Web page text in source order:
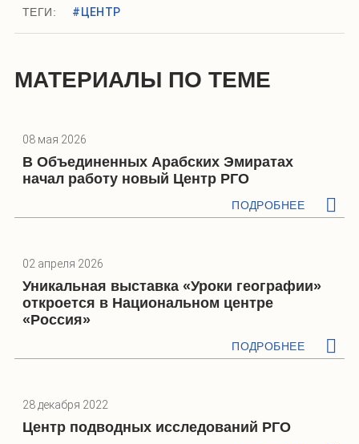
ТЕГИ: #ЦЕНТР
МАТЕРИАЛЫ ПО ТЕМЕ
08 мая 2026
В Объединенных Арабских Эмиратах
начал работу новый Центр РГО
ПОДРОБНЕЕ
02 апреля 2026
Уникальная выставка «Уроки географии»
откроется в Национальном центре
«Россия»
ПОДРОБНЕЕ
28 декабря 2022
Центр подводных исследований РГО